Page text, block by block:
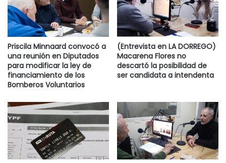
Priscila Minnaard convocó a
una reunión en Diputados
para modificar la ley de
financiamiento de los
Bomberos Voluntarios
(Entrevista en LA DORREGO)
Macarena Flores no
descartó la posibilidad de
ser candidata a intendenta